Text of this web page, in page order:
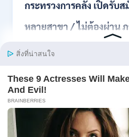
/
และ
/
ผ่าน
ภาค
ก
กระทรวงการคลัง เปิดรับ
หลายสาขา / ไม่ต้องผ่าน
18150 / สมัคร 13 – 25 สิ
ตำแหน่งนักวิ…
อ่านรายละเอียด
การ
คลัง
เปิด